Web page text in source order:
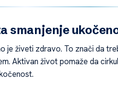
smanjenje
je živeti zdravo. To znači da
Aktivan život pomaže da